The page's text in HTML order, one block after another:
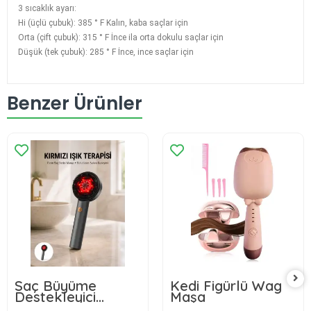
3 sıcaklık ayarı:
Hi (üçlü çubuk): 385 ° F Kalın, kaba saçlar için
Orta (çift çubuk): 315 ° F İnce ila orta dokulu saçlar için
Düşük (tek çubuk): 285 ° F İnce, ince saçlar için
Benzer Ürünler
Saç Büyüme
Destekleyici
Kedi Figürlü Wag
Maşa